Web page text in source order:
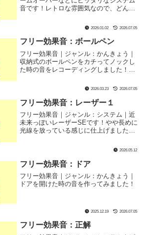
音です！レトロな雰囲気なので、どんな
2026.01.02 2026.07.05
フリー効果音：ボールペン
フリー効果音｜ジャンル：かんきょう｜
収納式のボールペンをカチってノックし
た時の音をレコーディングしました！会
2026.03.23 2026.07.05
フリー効果音：レーザー１
フリー効果音｜ジャンル：システム｜近
未来っぽいレーザーSEです！やや長めに
光線を放っている感じに仕上げました！
2026.05.12
フリー効果音：ドア
フリー効果音｜ジャンル：かんきょう｜
ドアを開けた時の音を作ってみました！
2025.12.19 2026.07.05
フリー効果音：正解